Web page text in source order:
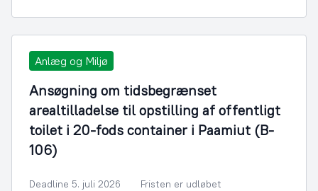
Anlæg og Miljø
Ansøgning om tidsbegrænset
arealtilladelse til opstilling af offentligt
toilet i 20-fods container i Paamiut (B-
106)
Deadline 5. juli 2026 Fristen er udløbet